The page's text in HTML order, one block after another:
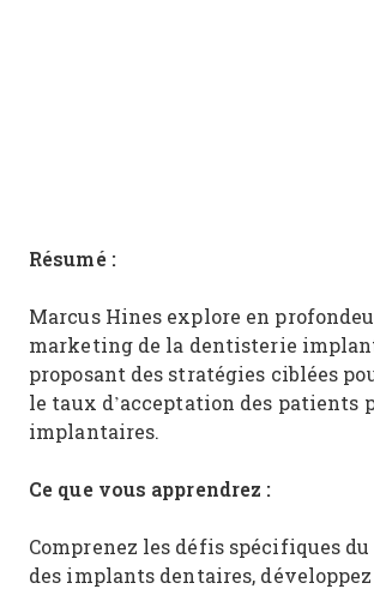
Résumé :
Marcus Hines explore en
marketing de la dentisterie
proposant des stratégies ciblées
le taux d’acceptation des patients
implantaires.
Ce que vous apprendrez :
Comprenez les défis spécifiques
des implants dentaires, développez